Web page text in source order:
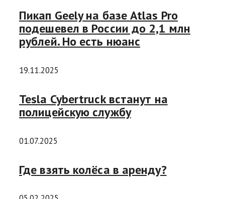
Пикап Geely на базе Atlas Pro
подешевел в России до 2,1 млн
рублей. Но есть нюанс
19.11.2025
Tesla Cybertruck встанут на
полицейскую службу
01.07.2025
Где взять колёса в аренду?